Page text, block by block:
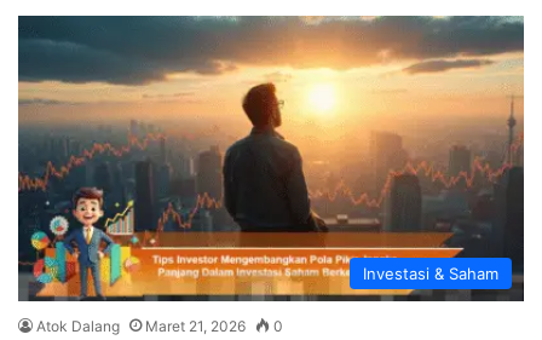
Investasi & Saham
Atok Dalang Maret 21, 2026 0